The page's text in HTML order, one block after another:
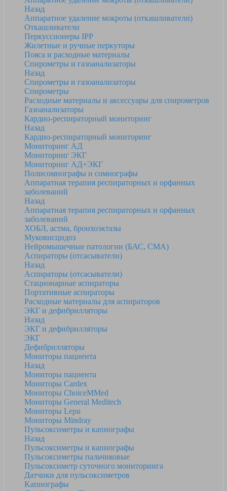
Назад
Аппаратное удаление мокроты (откашливатели)
Откашливатели
Перкуссионеры IPP
Жилетные и ручные перкуторы
Пояса и расходные материалы
Спирометры и газоанализаторы
Назад
Спирометры и газоанализаторы
Спирометры
Расходные материалы и аксессуары для спирометров
Газоанализаторы
Кардио-респираторный мониторинг
Назад
Кардио-респираторный мониторинг
Мониторинг АД
Мониторинг ЭКГ
Мониторинг АД+ЭКГ
Полисомнографы и сомнографы
Аппаратная терапия респираторных и орфанных
заболеваний
Назад
Аппаратная терапия респираторных и орфанных
заболеваний
ХОБЛ, астма, бронхоэктазы
Муковисцидоз
Нейромышечные патологии (БАС, СМА)
Аспираторы (отсасыватели)
Назад
Аспираторы (отсасыватели)
Стационарные аспираторы
Портативные аспираторы
Расходные материалы для аспираторов
ЭКГ и дефибрилляторы
Назад
ЭКГ и дефибрилляторы
ЭКГ
Дефибрилляторы
Мониторы пациента
Назад
Мониторы пациента
Мониторы Cardex
Мониторы ChoiceMMed
Мониторы General Meditech
Мониторы Lepu
Мониторы Mindray
Пульсоксиметры и капнографы
Назад
Пульсоксиметры и капнографы
Пульсоксиметры пальчиковые
Пульсоксиметр суточного мониторинга
Датчики для пульсоксиметров
Kапнографы